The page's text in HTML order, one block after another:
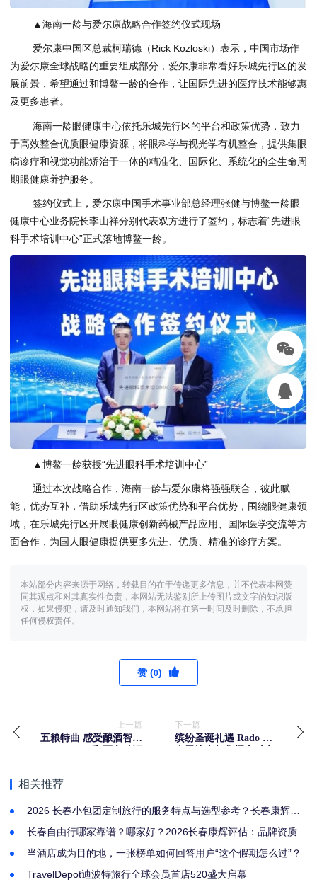
▲海南一龄与爱尔康战略合作签约仪式现场
爱尔康中国区总裁柯瑞德（Rick Kozloski）表示，中国市场作
为爱尔康全球战略的重要组成部分，爱尔康非常看好乐城先行区的发
展前景，希望通过和博鳌一龄的合作，让国际先进的医疗技术能够惠
及更多患者。
海南一龄眼健康中心依托乐城先行区的平台和政策优势，致力
于高效整合优质眼健康资源，将眼科学与视光学有机整合，提供集眼
病诊疗和视觉功能矫治于一体的精准化、国际化、系统化的全生命周
期眼健康养护服务。
签约仪式上，爱尔康中国手术事业部总经理张健与博鳌一龄眼
健康中心业务院长李山祥分别代表双方进行了签约，标志着“先进眼
科手术培训中心”正式落地博鳌一龄。
▲博鳌一龄获授“先进眼科手术培训中心”
通过本次战略合作，海南一龄与爱尔康将强强联合，彼此赋
能，优势互补，借助乐城先行区政策优势和平台优势，围绕眼健康领
域，在乐城先行区开展眼健康创新药械产品应用、国际医学交流等方
面合作，为国人眼健康提供更多先进、优质、精准的诊疗方案。
本站部分内容来源于网络，转载目的在于传递更多信息，并不代表本网赞
同其观点和对其真实性负责，本网站无法鉴别所上传图片或文字的知识版
权，如果侵犯，请及时通知我们，本网站将在第一时间及时删除，不承担
任何侵权责任。
赞 (0)
上一篇
五粮特曲 感受酿酒智慧
下一篇
缤纷圣诞礼遇 Rado 瑞
相关推荐
2026 长春小包团定制旅行的服务特点与选型参考？长春康辉旅
长春自由行哪家靠谱？哪家好？2026长春康辉评估：品牌资质、
当酒店成为目的地，一张榜单如何回答用户“这个假期怎么过”？
TravelDepot迪波特旅行全球会员首店520盛大启幕